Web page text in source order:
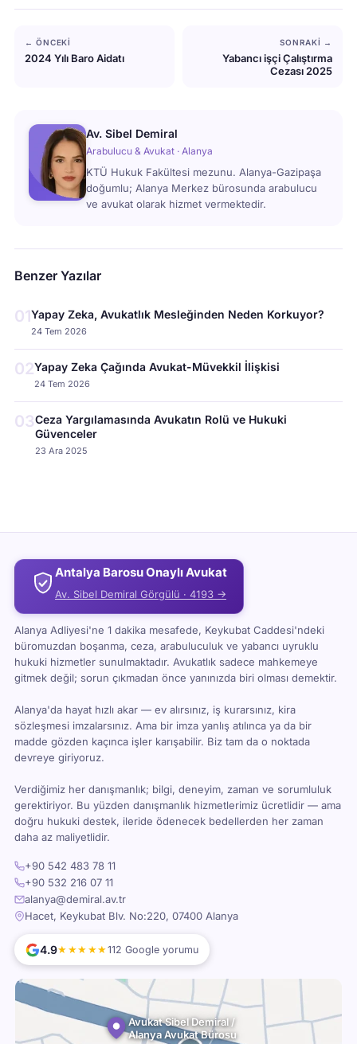
← ÖNCEKI
2024 Yılı Baro Aidatı
SONRAKI →
Yabancı işçi Çalıştırma
Cezası 2025
Av. Sibel Demiral
Arabulucu & Avukat · Alanya
KTÜ Hukuk Fakültesi mezunu. Alanya-Gazipaşa
doğumlu; Alanya Merkez bürosunda arabulucu
ve avukat olarak hizmet vermektedir.
Benzer Yazılar
01Yapay Zeka, Avukatlık Mesleğinden Neden Korkuyor?
24 Tem 2026
02Yapay Zeka Çağında Avukat-Müvekkil İlişkisi
24 Tem 2026
03Ceza Yargılamasında Avukatın Rolü ve Hukuki
Güvenceler
23 Ara 2025
Antalya Barosu Onaylı Avukat
Av. Sibel Demiral Görgülü · 4193 →
Alanya Adliyesi'ne 1 dakika mesafede, Keykubat Caddesi'ndeki
büromuzdan boşanma, ceza, arabuluculuk ve yabancı uyruklu
hukuki hizmetler sunulmaktadır. Avukatlık sadece mahkemeye
gitmek değil; sorun çıkmadan önce yanınızda biri olması demektir.
Alanya'da hayat hızlı akar — ev alırsınız, iş kurarsınız, kira
sözleşmesi imzalarsınız. Ama bir imza yanlış atılınca ya da bir
madde gözden kaçınca işler karışabilir. Biz tam da o noktada
devreye giriyoruz.
Verdiğimiz her danışmanlık; bilgi, deneyim, zaman ve sorumluluk
gerektiriyor. Bu yüzden danışmanlık hizmetlerimiz ücretlidir — ama
doğru hukuki destek, ileride ödenecek bedellerden her zaman
daha az maliyetlidir.
+90 542 483 78 11
+90 532 216 07 11
alanya@demiral.av.tr
Hacet, Keykubat Blv. No:220, 07400 Alanya
4.9★★★★★112 Google yorumu
Avukat Sibel Demiral /
Alanya Avukat Bürosu